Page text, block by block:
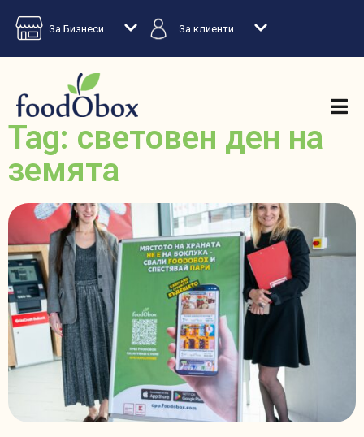
За Бизнеси За клиенти
Tag: световен ден на
земята